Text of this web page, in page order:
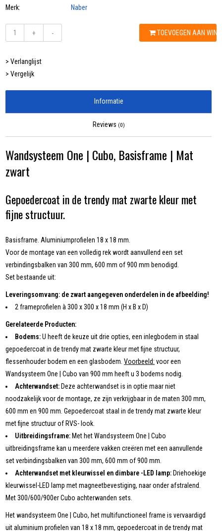
Merk:
Naber
+ - TOEVOEGEN AAN
> Verlanglijst
> Vergelijk
Informatie
Reviews (0)
Wandsysteem One | Cubo, Basisframe | Mat
zwart
Gepoedercoat in de trendy mat zwarte kleur met
fijne structuur.
Basisframe. Aluminiumprofielen 18 x 18 mm.
Voor de montage van een volledig rek wordt aanvullend een set
verbindingsbalken van 300 mm, 600 mm of 900 mm benodigd.
Set bestaande uit:
Leveringsomvang: de zwart aangegeven onderdelen in de afbeelding!
2 frameprofielen à 300 x 300 x 18 mm (H x B x D)
Gerelateerde Producten:
Bodems:U heeft de keuze uit drie opties, een inlegbodem in staal
gepoedercoat in de trendy mat zwarte kleur met fijne structuur,
flessenhouder bodem en een glasbodem.Voorbeeld: voor een
Wandsysteem One | Cubo van 900 mm heeft u 3 bodems nodig.
Achterwandset: Deze achterwandset is in optie maar niet
noodzakelijk voor de montage, ze zijn verkrijgbaar in de maten 300 mm,
600 mm en 900 mm. Gepoedercoat staal in de trendy mat zwarte kleur
met fijne structuur of RVS- look.
Uitbreidingsframe: Met het Wandsysteem One | Cubo
uitbreidingsframe kan u meerdere vakken creëren met een aanvullende
set verbindingsbalken van 300 mm, 600 mm of 900 mm.
Achterwandset met kleurwissel en dimbare -LED lamp: Driehoekige
kleurwissel-LED lamp met magneetbevestiging, naar onder afstralend.
Met 300/600/900er Cubo achterwanden sets.
Het wandsysteem One | Cubo, het multifunctioneel frame is vervaardigd
uit aluminium profielen van 18 x 18 mm, gepoedercoat in de trendy mat